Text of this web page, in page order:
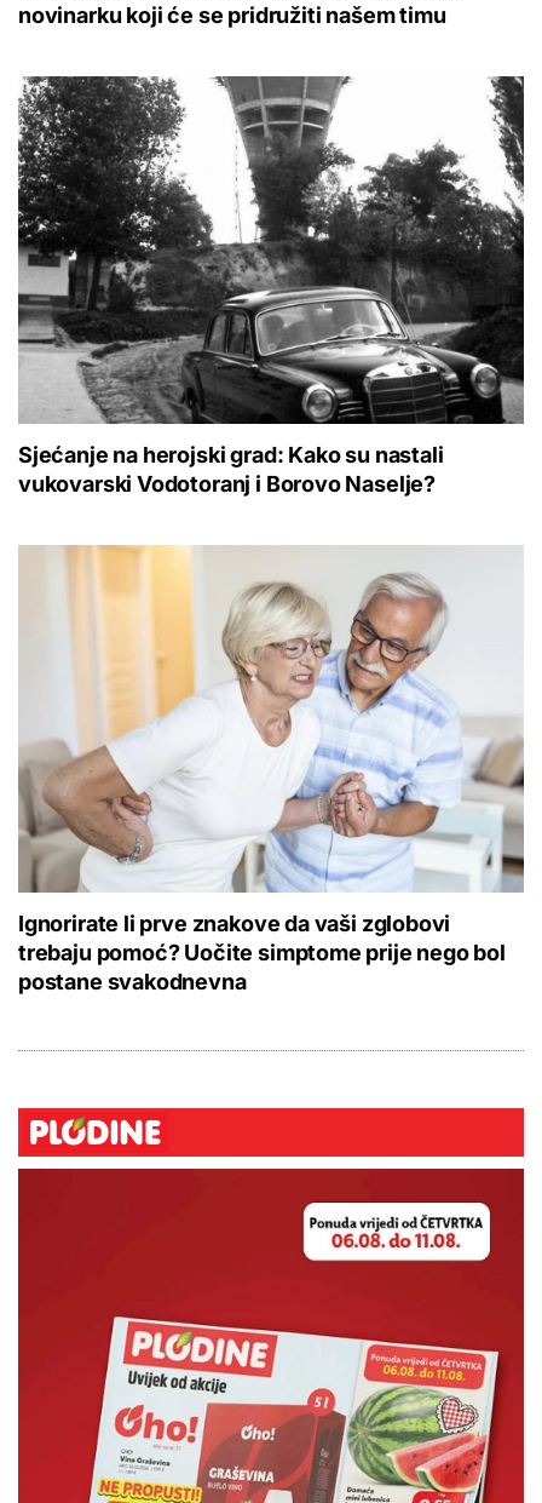
novinarku koji će se pridružiti našem timu
Sjećanje na herojski grad: Kako su nastali
vukovarski Vodotoranj i Borovo Naselje?
Ignorirate li prve znakove da vaši zglobovi
trebaju pomoć? Uočite simptome prije nego bol
postane svakodnevna